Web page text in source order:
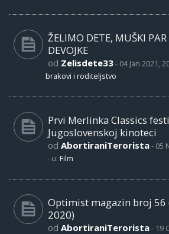
ŽELIMO DETE, MUŠKI
DEVOJKE
od Zelisdete33- 04 Jan 2021,
brakovi i roditeljstvo
Prvi Merlinka Classics
Jugoslovenskoj kinoteci
od AbortiraniTerorista- 05
- u: Film
Optimist magazin broj 56
2020)
od AbortiraniTerorista- 19